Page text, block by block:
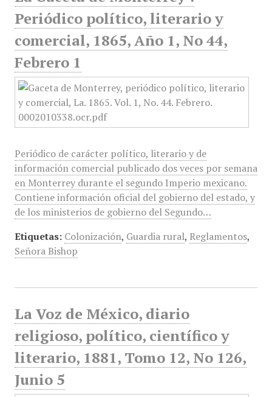
Periódico político, literario y
comercial, 1865, Año 1, No 44,
Febrero 1
Periódico de carácter político, literario y de
información comercial publicado dos veces por semana
en Monterrey durante el segundo Imperio mexicano.
Contiene información oficial del gobierno del estado, y
de los ministerios de gobierno del Segundo…
Etiquetas: Colonización, Guardia rural, Reglamentos,
Señora Bishop
La Voz de México, diario
religioso, político, científico y
literario, 1881, Tomo 12, No 126,
Junio 5